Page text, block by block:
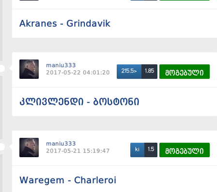
Akranes - Grindavik
maniu333
2017-05-22 04:01:20
215.5> 1.85 მოგებული
კლივლენდი - ბოსტონი
maniu333
2017-05-21 15:19:47
ki 1.5 მოგებული
Waregem - Charleroi